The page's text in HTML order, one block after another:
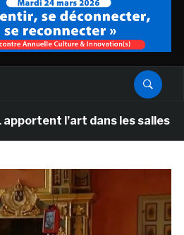
l’art dans les salles de